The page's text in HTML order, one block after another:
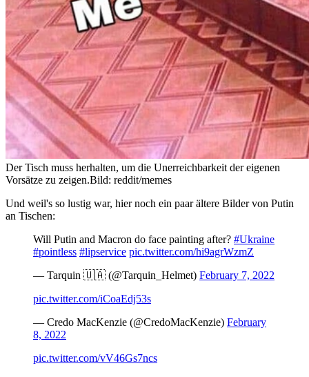
Der Tisch muss herhalten, um die Unerreichbarkeit der eigenen
Vorsätze zu zeigen.Bild: reddit/memes
Und weil's so lustig war, hier noch ein paar ältere Bilder von Putin
an Tischen:
Will Putin and Macron do face painting after? #Ukraine
#pointless #lipservice pic.twitter.com/hi9agrWzmZ
— Tarquin 🇺🇦 (@Tarquin_Helmet) February 7, 2022
pic.twitter.com/iCoaEdj53s
— Credo MacKenzie (@CredoMacKenzie) February
8, 2022
pic.twitter.com/vV46Gs7ncs